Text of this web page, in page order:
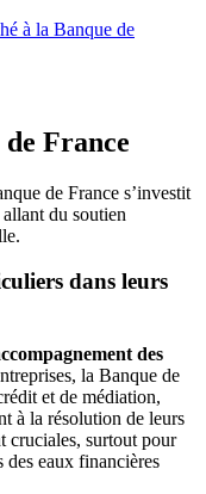
à la Banque de
de France
de France s’investit
du soutien
dans leurs
des
la Banque de
et de médiation,
à la résolution de leurs
cruciales, surtout pour
des eaux financières